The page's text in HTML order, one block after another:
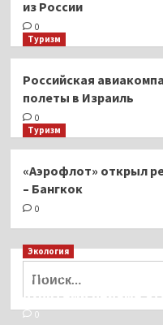
из России
0
Туризм
Российская
полеты в Израиль
0
Туризм
«Аэрофлот» открыл
– Бангкок
0
Экология
Для
пунктами приёма
0